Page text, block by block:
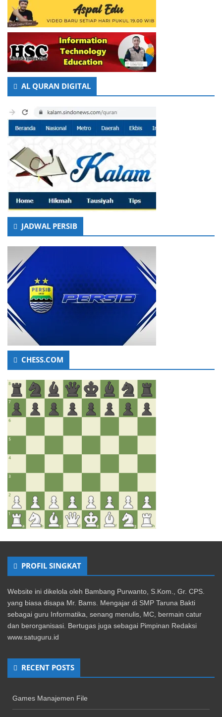
AL QURAN DIGITAL
JADWAL PERSIB
CHESS.COM
PROFIL SINGKAT
Website ini dikelola oleh Bambang Purwanto, S.Kom., Gr. CPS.
yang biasa disapa Mr. Bams. Mengajar di SMP Taruna Bakti
sebagai guru Informatika, senang menulis, MC, bermain catur
dan berorganisasi. Bertugas juga sebagai Pimpinan Redaksi
www.satuguru.id
RECENT POSTS
Games Manajemen File